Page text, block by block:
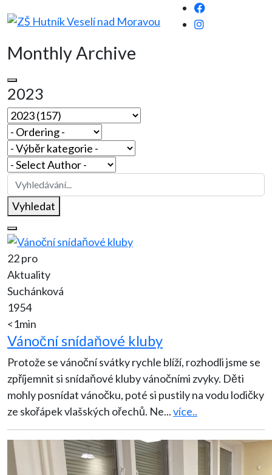
Monthly Archive
2023
Vyhledat
22 pro
Aktuality
Suchánková
1954
<1min
Vánoční snídaňové kluby
Protože se vánoční svátky rychle blíží, rozhodli jsme se
zpříjemnit si snídaňové kluby vánočními zvyky. Děti
mohly posnídat vánočku, poté si pustily na vodu lodičky
ze skořápek vlašských ořechů. Ne...více..